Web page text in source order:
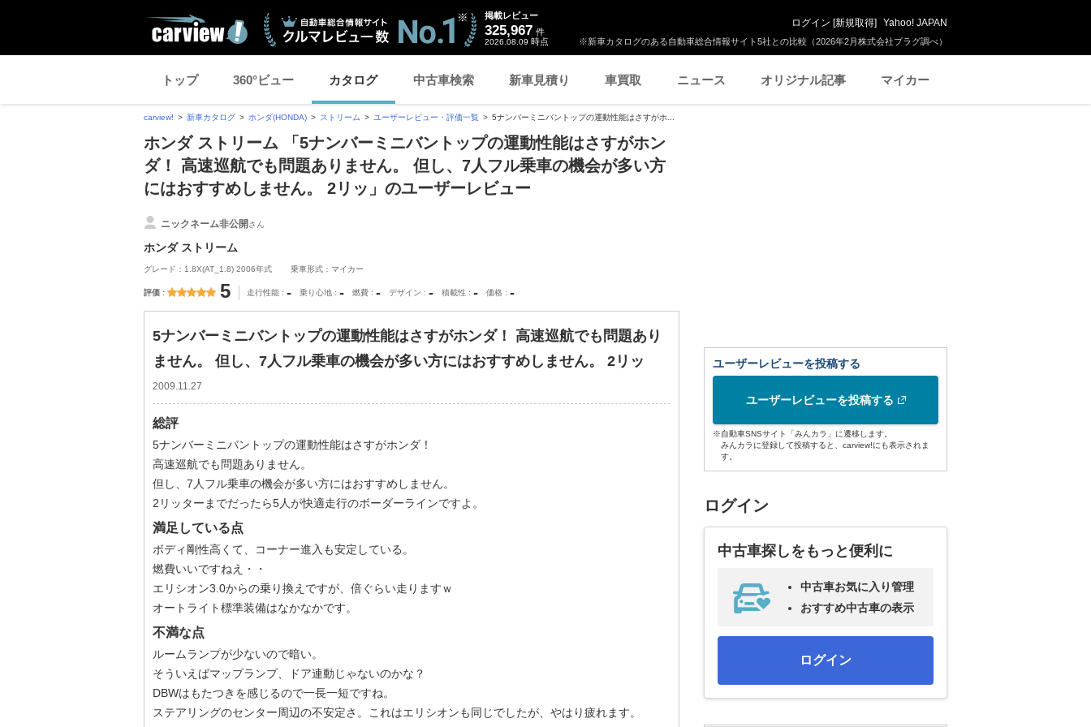
※新車カタログのある自動車総合情報サイト5社との比較（2026年2月株式会社プラグ調べ）
掲載レビュー
325,967 件
2026.08.09 時点
ログイン [新規取得] Yahoo! JAPAN
トップ 360°ビュー カタログ 中古車検索 新車見積り 車買取 ニュース オリジナル記事 マイカー
carview! 新車カタログ ホンダ(HONDA) ストリーム ユーザーレビュー・評価一覧 5ナンバーミニバントップの運動性能はさすがホ...
ホンダ ストリーム 「5ナンバーミニバントップの運動性能はさすがホン
ダ！ 高速巡航でも問題ありません。 但し、7人フル乗車の機会が多い方
にはおすすめしません。 2リッ」のユーザーレビュー
ニックネーム非公開さん
ホンダ ストリーム
グレード：1.8X(AT_1.8) 2006年式 乗車形式：マイカー
評価 5 走行性能 - 乗り心地 - 燃費 - デザイン - 積載性 - 価格 -
5ナンバーミニバントップの運動性能はさすがホンダ！ 高速巡航でも問題あり
ません。 但し、7人フル乗車の機会が多い方にはおすすめしません。 2リッ
2009.11.27
総評
5ナンバーミニバントップの運動性能はさすがホンダ！
高速巡航でも問題ありません。
但し、7人フル乗車の機会が多い方にはおすすめしません。
2リッターまでだったら5人が快適走行のボーダーラインですよ。
満足している点
ボディ剛性高くて、コーナー進入も安定している。
燃費いいですねえ・・
エリシオン3.0からの乗り換えですが、倍ぐらい走りますｗ
オートライト標準装備はなかなかです。
不満な点
ルームランプが少ないので暗い。
そういえばマップランプ、ドア連動じゃないのかな？
DBWはもたつきを感じるので一長一短ですね。
ステアリングのセンター周辺の不安定さ。これはエリシオンも同じでしたが、やはり疲れます。
ユーザーレビューを投稿する
ユーザーレビューを投稿する
※自動車SNSサイト「みんカラ」に遷移します。
みんカラに登録して投稿すると、carview!にも表示されま
す。
ログイン
中古車探しをもっと便利に
中古車お気に入り管理
おすすめ中古車の表示
ログイン